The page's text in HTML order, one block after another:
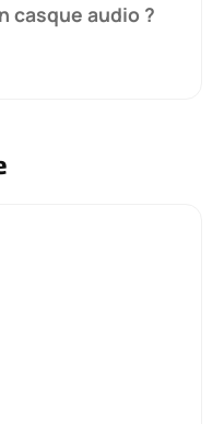
casque audio ?